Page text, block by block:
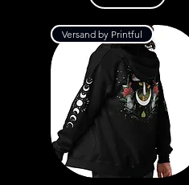
Versand by Printful